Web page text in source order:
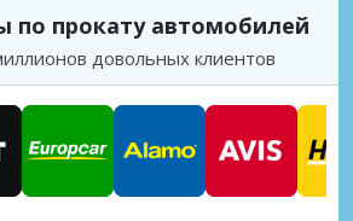
Португалия
Кампу Гранде
Гранде, Португалия
Португалия
по прокату автомобилей
довольных клиентов